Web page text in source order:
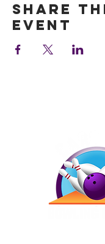
Share
event